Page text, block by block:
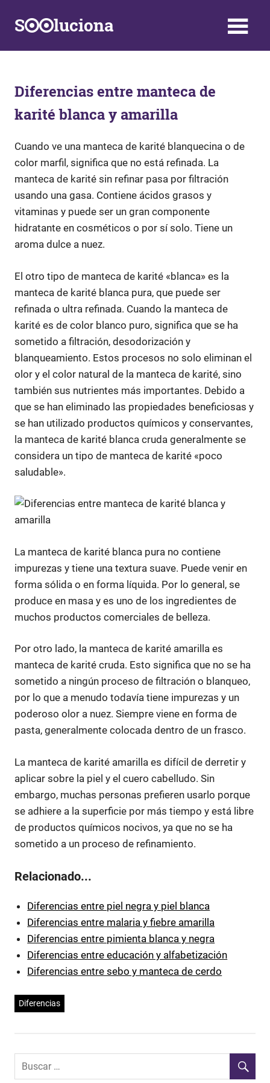
S luciona
y
Soluciones
a
la
vida
diaria
Diferencias entre manteca de
karité blanca y amarilla
Cuando ve una manteca de karité blanquecina o de
color marfil, significa que no está refinada. La
manteca de karité sin refinar pasa por filtración
usando una gasa. Contiene ácidos grasos y
vitaminas y puede ser un gran componente
hidratante en cosméticos o por sí solo. Tiene un
aroma dulce a nuez.
El otro tipo de manteca de karité «blanca» es la
manteca de karité blanca pura, que puede ser
refinada o ultra refinada. Cuando la manteca de
karité es de color blanco puro, significa que se ha
sometido a filtración, desodorización y
blanqueamiento. Estos procesos no solo eliminan el
olor y el color natural de la manteca de karité, sino
también sus nutrientes más importantes. Debido a
que se han eliminado las propiedades beneficiosas y
se han utilizado productos químicos y conservantes,
la manteca de karité blanca cruda generalmente se
considera un tipo de manteca de karité «poco
saludable».
La manteca de karité blanca pura no contiene
impurezas y tiene una textura suave. Puede venir en
forma sólida o en forma líquida. Por lo general, se
produce en masa y es uno de los ingredientes de
muchos productos comerciales de belleza.
Por otro lado, la manteca de karité amarilla es
manteca de karité cruda. Esto significa que no se ha
sometido a ningún proceso de filtración o blanqueo,
por lo que a menudo todavía tiene impurezas y un
poderoso olor a nuez. Siempre viene en forma de
pasta, generalmente colocada dentro de un frasco.
La manteca de karité amarilla es difícil de derretir y
aplicar sobre la piel y el cuero cabelludo. Sin
embargo, muchas personas prefieren usarlo porque
se adhiere a la superficie por más tiempo y está libre
de productos químicos nocivos, ya que no se ha
sometido a un proceso de refinamiento.
Relacionado...
Diferencias entre piel negra y piel blanca
Diferencias entre malaria y fiebre amarilla
Diferencias entre pimienta blanca y negra
Diferencias entre educación y alfabetización
Diferencias entre sebo y manteca de cerdo
Diferencias